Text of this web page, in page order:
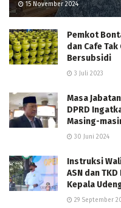
15 November 2024
Pemkot
dan Cafe
Bersubsidi
3 Juli 2023
Masa
DPRD
Masing-
30 Juni 2024
Instruksi
ASN dan
Kepala
29 September